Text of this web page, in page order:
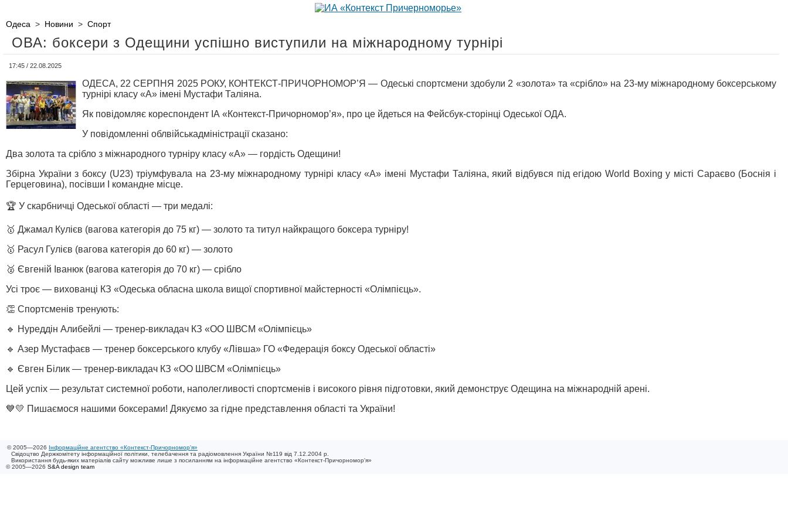
Одеса > Новини > Спорт
ОВА: боксери з Одещини успішно виступили на міжнародному турнірі
17:45 / 22.08.2025
ОДЕСА, 22 СЕРПНЯ 2025 РОКУ, КОНТЕКСТ-ПРИЧОРНОМОР’Я — Одеські спортсмени здобули 2 «золота» та «срібло» на 23-му міжнародному боксерському
турнірі класу «А» імені Мустафи Таліяна.
Як повідомляє кореспондент ІА «Контекст-Причорномор’я», про це йдеться на Фейсбук-сторінці Одеської ОДА.
У повідомленні облвійськадміністрації сказано:
Два золота та срібло з міжнародного турніру класу «А» — гордість Одещини!
Збірна України з боксу (U23) тріумфувала на 23-му міжнародному турнірі класу «А» імені Мустафи Таліяна, який відбувся під егідою World Boxing у місті Сараєво (Боснія і
Герцеговина), посівши І командне місце.
🏆 У скарбничці Одеської області — три медалі:
🥇 Джамал Кулієв (вагова категорія до 75 кг) — золото та титул найкращого боксера турніру!
🥇 Расул Гулієв (вагова категорія до 60 кг) — золото
🥈 Євгеній Іванюк (вагова категорія до 70 кг) — срібло
Усі троє — вихованці КЗ «Одеська обласна школа вищої спортивної майстерності «Олімпієць».
👏 Спортсменів тренують:
🔹 Нуреддін Алибейлі — тренер-викладач КЗ «ОО ШВСМ «Олімпієць»
🔹 Азер Мустафаєв — тренер боксерського клубу «Лівша» ГО «Федерація боксу Одеської області»
🔹 Євген Білик — тренер-викладач КЗ «ОО ШВСМ «Олімпієць»
Цей успіх — результат системної роботи, наполегливості спортсменів і високого рівня підготовки, який демонструє Одещина на міжнародній арені.
💙💛 Пишаємося нашими боксерами! Дякуємо за гідне представлення області та України!
© 2005—2026 Інформаційне агентство «Контекст-Причорномор'я»
Свідоцтво Держкомітету інформаційної політики, телебачення та радіомовлення України №119 від 7.12.2004 р.
Використання будь-яких матеріалів сайту можливе лише з посиланням на інформаційне агентство «Контекст-Причорномор'я»
© 2005—2026 S&A design team